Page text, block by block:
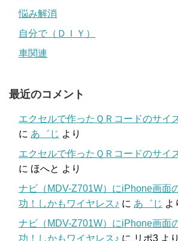
悩み解消
自分で（ＤＩＹ）
車関連
最近のコメント
エクセルで作ったＱＲコードのサイ
に あ゛じ より
エクセルで作ったＱＲコードのサイ
に ほへと より
ナビ（MDV-Z701W）にiPhone画面
功！しかもワイヤレス♪ に あ゛じ よ
ナビ（MDV-Z701W）にiPhone画面
功！しかもワイヤレス♪ に リポ3 より